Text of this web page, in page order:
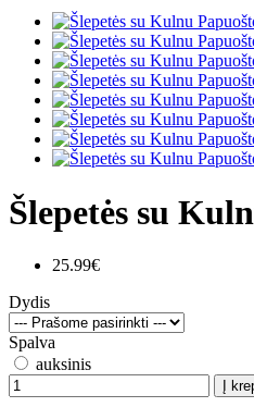
Šlepetės su
25.99€
Dydis
Spalva
auksinis
Į